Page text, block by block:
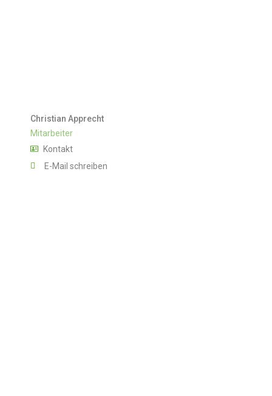
Christian Apprecht
Mitarbeiter
Kontakt
E-Mail schreiben